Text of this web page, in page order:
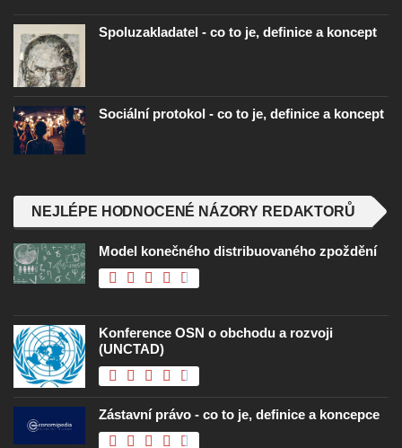
Spoluzakladatel - co to je, definice a koncept
Sociální protokol - co to je, definice a koncept
NEJLÉPE HODNOCENÉ NÁZORY REDAKTORŮ
Model konečného distribuovaného zpoždění
Konference OSN o obchodu a rozvoji
(UNCTAD)
Zástavní právo - co to je, definice a koncepce